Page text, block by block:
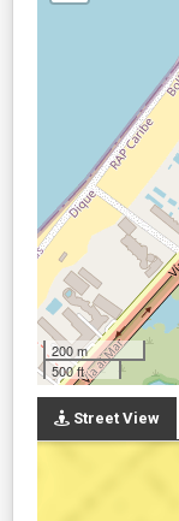
200 m
500 ft
Street View